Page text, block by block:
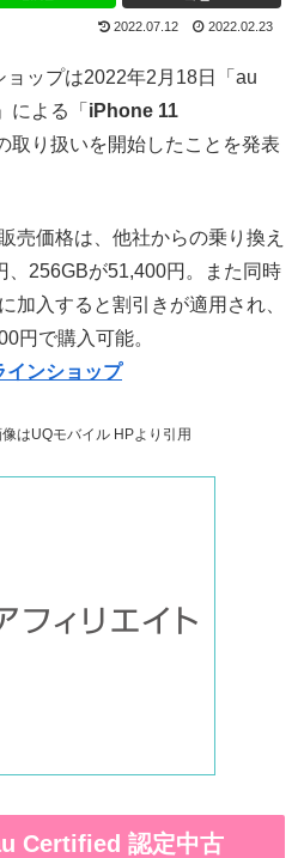
2022.07.12 2022.02.23
ップは2022年2月18日「au
による「 iPhone 11
取り扱いを開始したことを発表
売価格は、他社からの乗り換え
、256GBが51,400円。また同時
入すると割引きが適用され、
円で購入可能。
インショップ
はUQモバイル HPより引用
Certified 認定中古